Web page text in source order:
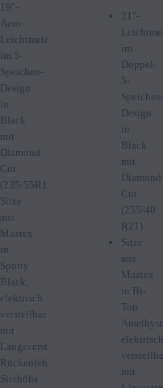
19"-
Aero-
Leichtmetallfelgen
im 5-
Speichen-
Design
in
Black
mit
Diamond
Cut
(235/55R19)
Sitze
aus
Maztex
in
Sporty
Black,
elektrisch
verstellbar
mit
Längsverstellung,
Rückenlehne,
Sitzhöhe
21"-
im
Doppel-
5-
Design
in
Black
mit
Diamond
Cut
(255/40
R21)
Sitze
aus
Maztex
in Bi-
Ton
elektrisch
mit